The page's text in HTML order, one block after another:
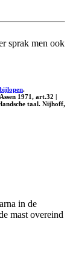
sprak men ook
.
1971, art.32 |
taal. Nijhoff,
in de
mast overeind